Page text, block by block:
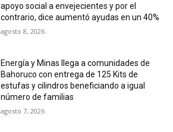
apoyo social a envejecientes y por el
contrario, dice aumentó ayudas en un 40%
agosto 8, 2026
Energía y Minas llega a comunidades de
Bahoruco con entrega de 125 Kits de
estufas y cilindros beneficiando a igual
número de familias
agosto 7, 2026